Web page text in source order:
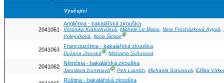
Vyučující
2041061
Angličtina - bakalářská zkouška
Veronika Kratochvílová, Michele Le Blanc, Nina Procházková Ayyub,
Volejníková, Ilona ŠimiceⒼ
2041063
Francouzština - bakalářská zkouška
Dušana JirovskáⒼ, Michaela Schusová
2041062
Němčina - bakalářská zkouška
Jaroslava KommováⒼ, Petr Laurich, Michaela Schusová, Eliška
Ruština - bakalářská zkouška